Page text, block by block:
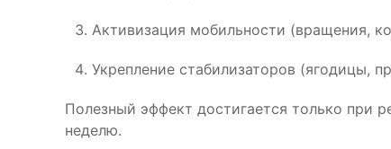
Активизация мобильности (вращения,
Укрепление стабилизаторов (ягодицы,
Полезный эффект достигается только при
неделю.